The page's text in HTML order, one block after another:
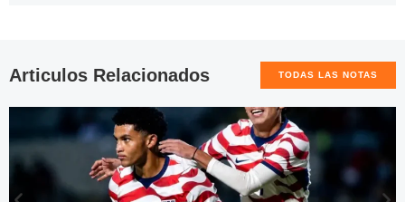
Articulos Relacionados TODAS LAS NOTAS